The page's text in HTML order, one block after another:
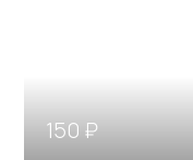
150 ₽